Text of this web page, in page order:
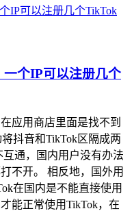
个IP可以注册几个
应用商店里面是找不到
抖音和TikTok区隔成两
通，国内用户没有办法
不开。 相反地，国外用
在国内是不能直接使用
能正常使用TikTok，在